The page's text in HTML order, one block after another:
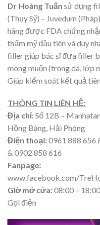
Dr Hoàng Tuấn sử dụng
(Thụy Sỹ) – Juvedum
hãng được FDA chứng
thẩm mỹ đầu tiên và duy
filler giúp bác sĩ đưa filler
mong muốn (trong da, lớp
Giúp kiểm soát kết quả
THÔNG TIN LIÊN HỆ:
Địa chỉ:Số 12B –
Hồng Bàng, Hải Phòng
Điện thoại:0961 888 656
& 0902 858 616
Fanpage:
www.facebook.com/
Giờ mở cửa:08:00 – 18:00
Gọi điện